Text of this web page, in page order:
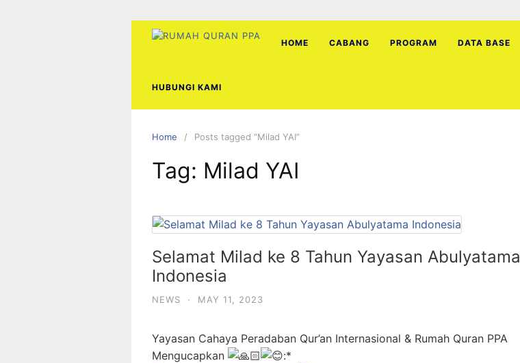
HOME CABANG PROGRAM DATA BASE
HUBUNGI KAMI
Home Posts tagged “Milad YAI”
Tag: Milad YAI
Selamat Milad ke 8 Tahun Yayasan Abulyatama
Indonesia
NEWS · MAY 11, 2023
Yayasan Cahaya Peradaban Qur’an Internasional & Rumah Quran PPA
Mengucapkan
:*